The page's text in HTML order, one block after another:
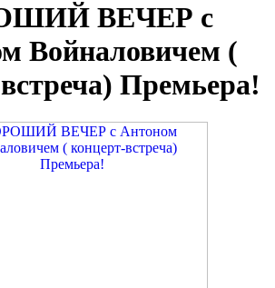
ВЕЧЕР с
Войналовичем (
Премьера!